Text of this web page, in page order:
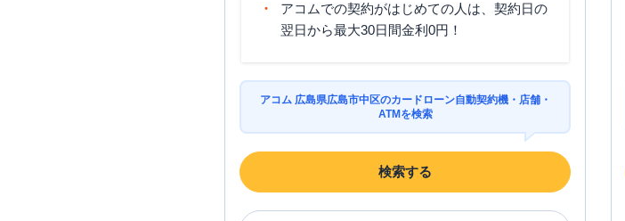
アコムでの契約がはじめての人は、契約日の
翌日から最大30日間金利0円！
アコム 広島県広島市中区のカードローン自動契約機・店舗・
ATMを検索
検索する